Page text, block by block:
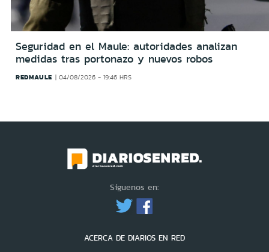
Seguridad en el Maule: autoridades analizan
medidas tras portonazo y nuevos robos
REDMAULE 04/08/2026 - 19:46 HRS
Síguenos en:
ACERCA DE DIARIOS EN RED